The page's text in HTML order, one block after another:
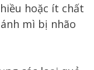
hoặc ít chất
mì bị nhão